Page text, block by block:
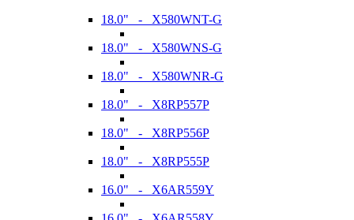
18.0" - X580WNT-G
18.0" - X580WNS-G
18.0" - X580WNR-G
18.0" - X8RP557P
18.0" - X8RP556P
18.0" - X8RP555P
16.0" - X6AR559Y